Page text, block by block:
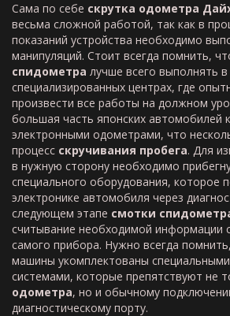
Сама по себе скрутка одометра
весьма сложной работой, так как в
показаний устройства необходимо
манипуляций. Стоит всегда помнить,
спидометра лучше всего выполнять в
специализированных центрах, где
произвести все работы на должном
большая часть японских автомобилей
электронными одометрами, что
процесс скручивания пробега. Для
в нужную сторону необходимо
специального оборудования, которое
электронике автомобиля через
следующем этапе смотки
считывание необходимой информации
самого прибора. Нужно всегда
машины укомплектованы
системами, которые препятствуют не
одометра, но и обычному
диагностическому порту.